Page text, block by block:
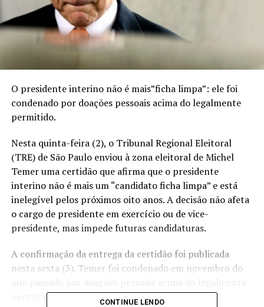
O presidente interino não é mais”ficha limpa”: ele foi
condenado por doações pessoais acima do legalmente
permitido.
Nesta quinta-feira (2), o Tribunal Regional Eleitoral
(TRE) de São Paulo enviou à zona eleitoral de Michel
Temer uma certidão que afirma que o presidente
interino não é mais um “candidato ficha limpa” e está
inelegível pelos próximos oito anos. A decisão não afeta
o cargo de presidente em exercício ou de vice-
presidente, mas impede futuras candidaturas.
A confirmação da entrega da certidão foi publicada
nesta sexta (3). Temer foi condenado em novembro do
permitido para campanhas.CONTINUE LENDO